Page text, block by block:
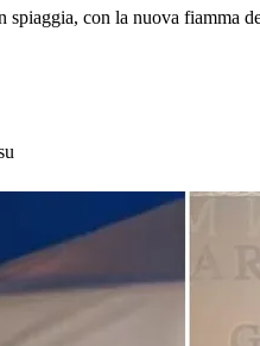
spiaggia, con la nuova fiamma